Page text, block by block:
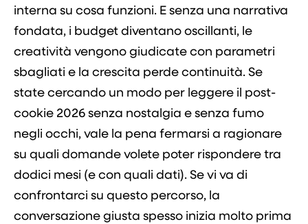
interna su cosa funzioni. E senza una narrativa
fondata, i budget diventano oscillanti, le
creatività vengono giudicate con parametri
sbagliati e la crescita perde continuità. Se
state cercando un modo per leggere il post-
cookie 2026 senza nostalgia e senza fumo
negli occhi, vale la pena fermarsi a ragionare
su quali domande volete poter rispondere tra
dodici mesi (e con quali dati). Se vi va di
confrontarci su questo percorso, la
conversazione giusta spesso inizia molto prima